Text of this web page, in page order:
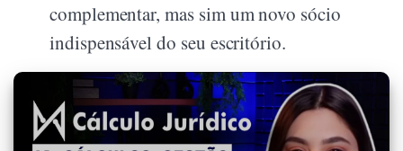
complementar, mas sim um novo sócio
indispensável do seu escritório.